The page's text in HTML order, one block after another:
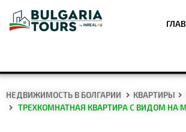
НЕДВИЖИМОСТЬ В БОЛГАРИИ КВАРТИРЫ
ТРЕХКОМНАТНАЯ КВАРТИРА С ВИДОМ НА